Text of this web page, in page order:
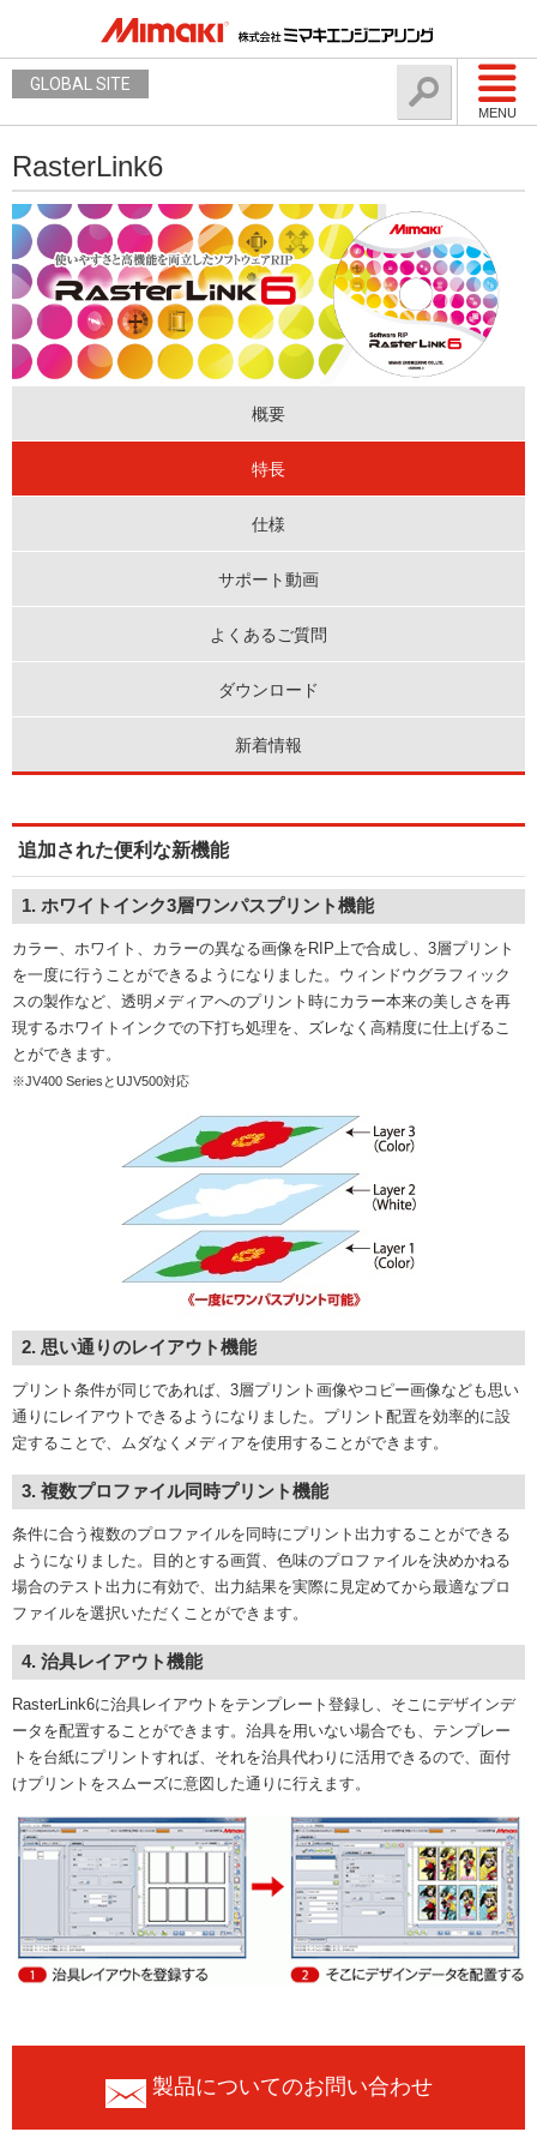
MENU
GLOBAL SITE
RasterLink6
概要
特長
仕様
サポート動画
よくあるご質問
ダウンロード
新着情報
追加された便利な新機能
1. ホワイトインク3層ワンパスプリント機能
カラー、ホワイト、カラーの異なる画像をRIP上で合成し、3層プリント
を一度に行うことができるようになりました。ウィンドウグラフィック
スの製作など、透明メディアへのプリント時にカラー本来の美しさを再
現するホワイトインクでの下打ち処理を、ズレなく高精度に仕上げるこ
とができます。
※JV400 SeriesとUJV500対応
2. 思い通りのレイアウト機能
プリント条件が同じであれば、3層プリント画像やコピー画像なども思い
通りにレイアウトできるようになりました。プリント配置を効率的に設
定することで、ムダなくメディアを使用することができます。
3. 複数プロファイル同時プリント機能
条件に合う複数のプロファイルを同時にプリント出力することができる
ようになりました。目的とする画質、色味のプロファイルを決めかねる
場合のテスト出力に有効で、出力結果を実際に見定めてから最適なプロ
ファイルを選択いただくことができます。
4. 治具レイアウト機能
RasterLink6に治具レイアウトをテンプレート登録し、そこにデザインデ
ータを配置することができます。治具を用いない場合でも、テンプレー
トを台紙にプリントすれば、それを治具代わりに活用できるので、面付
けプリントをスムーズに意図した通りに行えます。
製品についてのお問い合わせ